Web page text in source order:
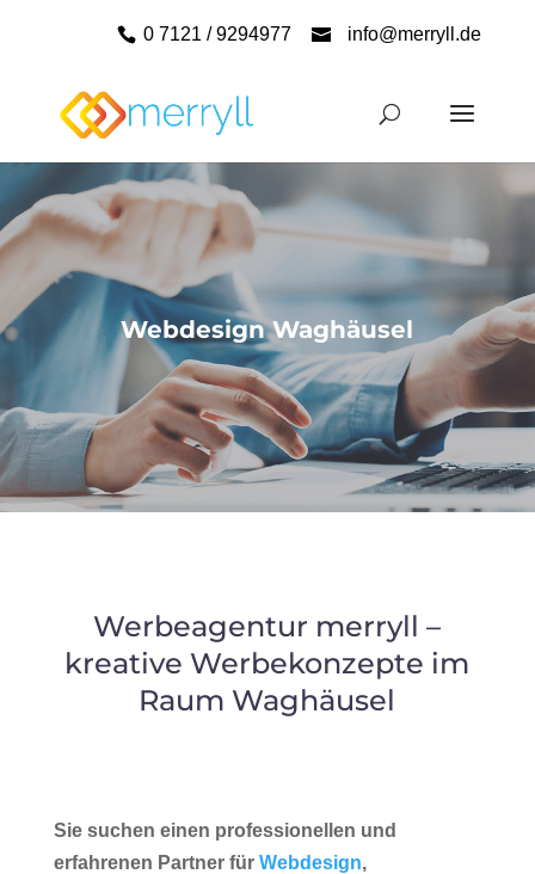
0 7121 / 9294977 info@merryll.de
Webdesign Waghäusel
Werbeagentur merryll –
kreative Werbekonzepte im
Raum Waghäusel
Sie suchen einen professionellen und
erfahrenen Partner für Webdesign,